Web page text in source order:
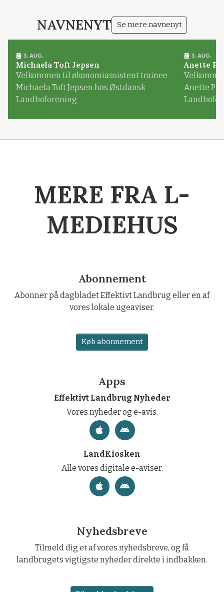
NAVNENYT Se mere navnenyt
3. AUG.
Michaela Toft Jepsen
Velkommen til økonomiassistent trainee
Michaela Toft Jepsen hos Østdansk
Landboforening
3. AUG.
Anette
Anette
MERE FRA L-
MEDIEHUS
Abonnement
Abonner på dagbladet Effektivt Landbrug eller en af
vores lokale ugeaviser.
Køb abonnement
Apps
Effektivt Landbrug Nyheder
Vores nyheder og e-avis.
LandKiosken
Alle vores digitale e-aviser.
Nyhedsbreve
Tilmeld dig et af vores nyhedsbreve, og få
landbrugets vigtigste nyheder direkte i indbakken.